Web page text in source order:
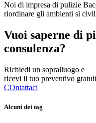
Noi di impresa di pulizie
riordinare gli ambienti si
Vuoi saperne di
consulenza?
Richiedi un sopralluogo e
ricevi il tuo preventivo
COntattaci
Alcuni dei tag